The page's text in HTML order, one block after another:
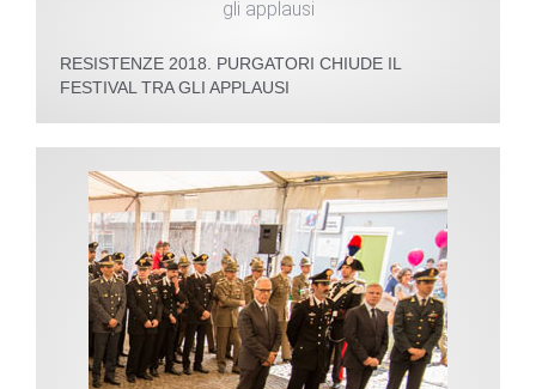
RESISTENZE 2018. PURGATORI CHIUDE IL
FESTIVAL TRA GLI APPLAUSI